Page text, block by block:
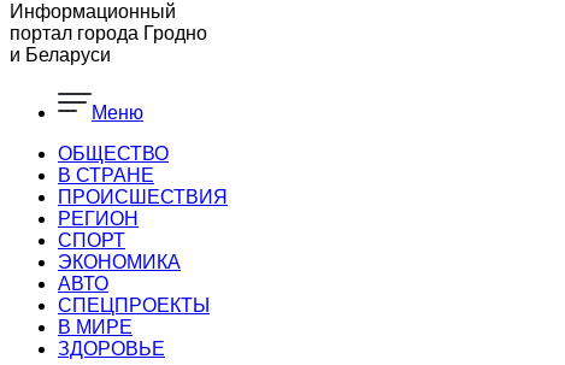
Информационный
портал города Гродно
и Беларуси
Меню
ОБЩЕСТВО
В СТРАНЕ
ПРОИСШЕСТВИЯ
РЕГИОН
CПОРТ
ЭКОНОМИКА
АВТО
СПЕЦПРОЕКТЫ
В МИРЕ
ЗДОРОВЬЕ